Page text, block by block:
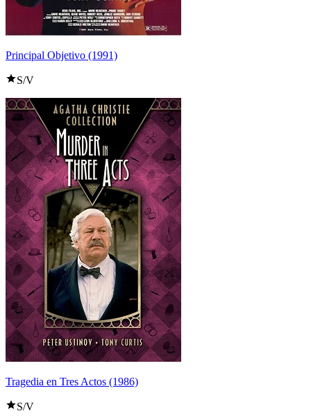
Principal Objetivo (1991)
S/V
Tragedia en Tres Actos (1986)
S/V